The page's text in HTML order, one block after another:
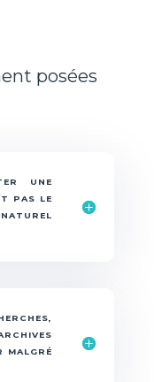
posées
UNE
PAS LE
MALGRÉ